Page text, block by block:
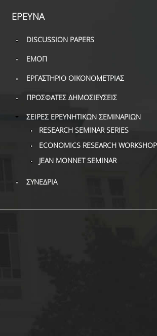
ΕΡΕΥΝΑ
DISCUSSION PAPERS
ΕΜΟΠ
ΕΡΓΑΣΤΗΡΙΟ ΟΙΚΟΝΟΜΕΤΡΙΑΣ
ΠΡΟΣΦΑΤΕΣ ΔΗΜΟΣΙΕΥΣΕΙΣ
ΣΕΙΡΕΣ ΕΡΕΥΝΗΤΙΚΩΝ ΣΕΜΙΝΑΡΙΩΝ
RESEARCH SEMINAR SERIES
ECONOMICS RESEARCH WORKSHOP
JEAN MONNET SEMINAR
ΣΥΝΕΔΡΙΑ